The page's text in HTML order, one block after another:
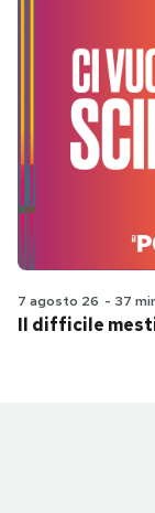
7 agosto 26 - 37
Il difficile